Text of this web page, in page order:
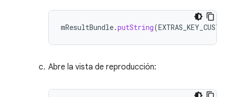
mResultBundle.putString(
Abre la vista de reproducción: